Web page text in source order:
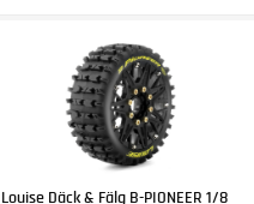
Louise Däck & Fälg B-PIONEER 1/8